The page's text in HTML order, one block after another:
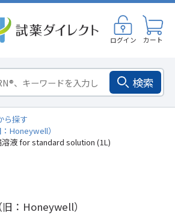
ログイン カート
検索
ら探す
Honeywell）
液 for standard solution (1L)
：Honeywell）